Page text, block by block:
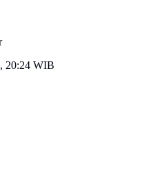
20:24 WIB